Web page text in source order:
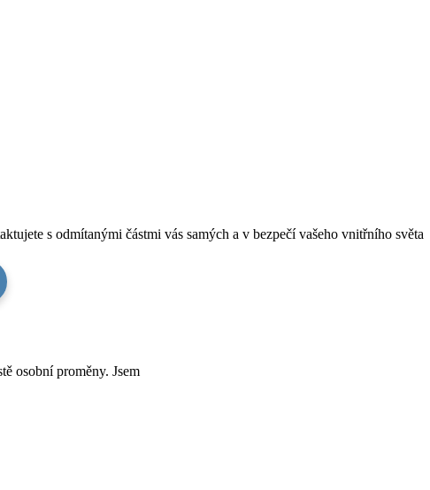
s odmítanými částmi vás samých a v bezpečí vašeho vnitřního světa
osobní proměny. Jsem